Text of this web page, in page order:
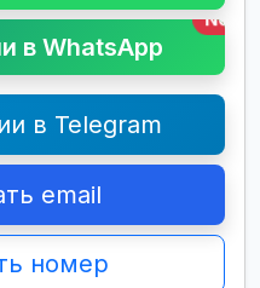
в WhatsApp
New
в Telegram
email
номер